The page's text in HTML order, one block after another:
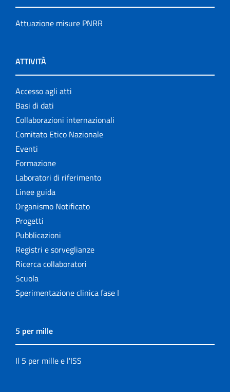
Attuazione misure PNRR
ATTIVITÀ
Accesso agli atti
Basi di dati
Collaborazioni internazionali
Comitato Etico Nazionale
Eventi
Formazione
Laboratori di riferimento
Linee guida
Organismo Notificato
Progetti
Pubblicazioni
Registri e sorveglianze
Ricerca collaboratori
Scuola
Sperimentazione clinica fase I
5 per mille
Il 5 per mille e l'ISS